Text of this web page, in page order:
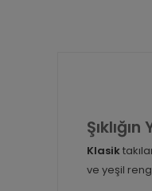
Klasik
ve yeşil